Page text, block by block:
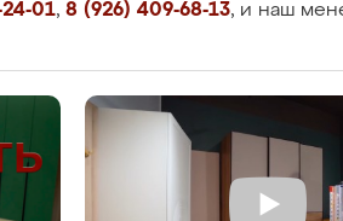
01, 8 (926) 409-68-13, и наш